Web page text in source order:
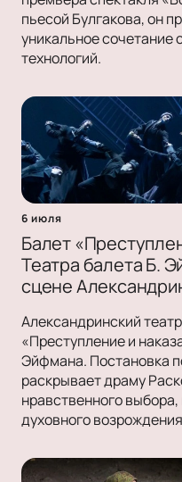
пьесой Булгакова, он
уникальное
технологий.
6 июля
Балет
Театра балета Б.
сцене
Александринский
«Преступление и
Эйфмана. Постановка
раскрывает драму
нравственного
духовного